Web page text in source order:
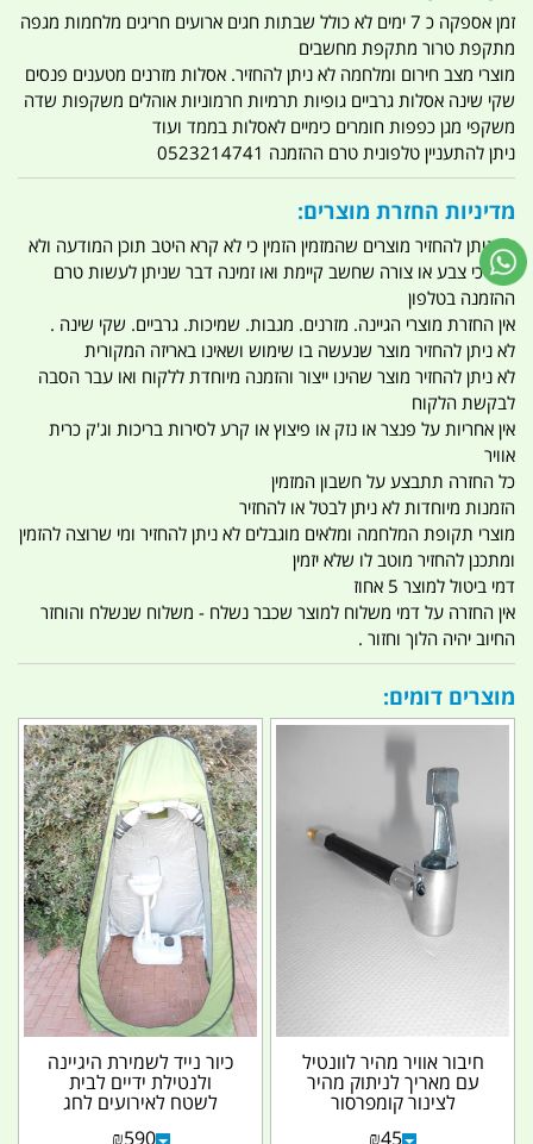
זמן אספקה כ 7 ימים לא כולל שבתות חגים ארועים חריגים מלחמות מגפה
מתקפת טרור מתקפת מחשבים
מוצרי מצב חירום ומלחמה לא ניתן להחזיר. אסלות מזרנים מטענים פנסים
שקי שינה אסלות גרביים גופיות תרמיות חרמוניות אוהלים משקפות שדה
משקפי מגן כפפות חומרים כימיים לאסלות בממד ועוד
ניתן להתעניין טלפונית טרם ההזמנה 0523214741
מדיניות החזרת מוצרים:
לא ניתן להחזיר מוצרים שהמזמין הזמין כי לא קרא היטב תוכן המודעה ולא
וידא כי צבע או צורה שחשב קיימת ואו זמינה דבר שניתן לעשות טרם
ההזמנה בטלפון
אין החזרת מוצרי הגיינה. מזרנים. מגבות. שמיכות. גרביים. שקי שינה .
לא ניתן להחזיר מוצר שנעשה בו שימוש ושאינו באריזה המקורית
לא ניתן להחזיר מוצר שהינו ייצור והזמנה מיוחדת ללקוח ואו עבר הסבה
לבקשת הלקוח
אין אחריות על פנצר או נזק או פיצוץ או קרע לסירות בריכות וג'ק כרית
אוויר
כל החזרה תתבצע על חשבון המזמין
הזמנות מיוחדות לא ניתן לבטל או להחזיר
מוצרי תקופת המלחמה ומלאים מוגבלים לא ניתן להחזיר ומי שרוצה להזמין
ומתכנן להחזיר מוטב לו שלא יזמין
דמי ביטול למוצר 5 אחוז
אין החזרה על דמי משלוח למוצר שכבר נשלח - משלוח שנשלח והוחזר
החיוב יהיה הלוך וחזור .
מוצרים דומים:
חיבור אוויר מהיר לוונטיל
עם מאריך לניתוק מהיר
לצינור קומפרסור
₪45
כיור נייד לשמירת היגיינה
ולנטילת ידיים לבית
לשטח לאירועים לחג
₪590